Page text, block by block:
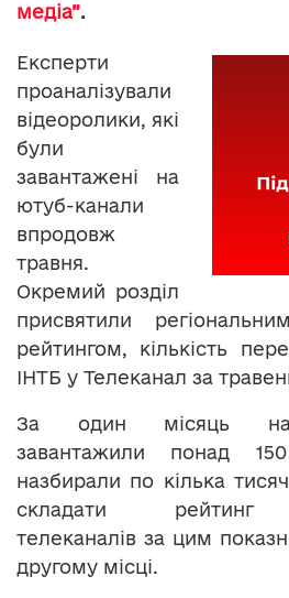
медіа”.
Експерти
проаналізували
відеоролики, які
були
завантажені на
ютуб-канали
впродовж
травня.
Окремий розділ
присвятили
рейтингом, кількість
ІНТБ у Телеканал за
За один місяць на
завантажили понад
назбирали по кілька
складати рейтинг
телеканалів за цим
другому місці.